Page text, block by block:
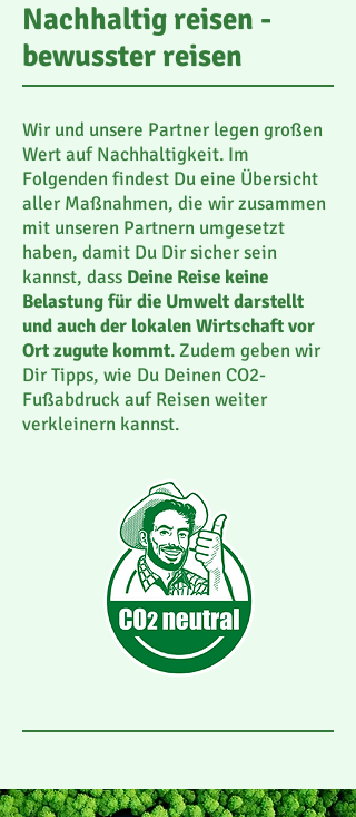
Nachhaltig reisen -
bewusster reisen
Wir und unsere Partner legen großen
Wert auf Nachhaltigkeit. Im
Folgenden findest Du eine Übersicht
aller Maßnahmen, die wir zusammen
mit unseren Partnern umgesetzt
haben, damit Du Dir sicher sein
kannst, dass Deine Reise keine
Belastung für die Umwelt darstellt
und auch der lokalen Wirtschaft vor
Ort zugute kommt. Zudem geben wir
Dir Tipps, wie Du Deinen CO2-
Fußabdruck auf Reisen weiter
verkleinern kannst.